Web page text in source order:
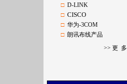
□D-LINK
□ CISCO
□ 华为-3COM
□朗讯布线产品
>> 更 多